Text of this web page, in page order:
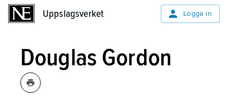
Uppslagsverket Logga in
Douglas Gordon